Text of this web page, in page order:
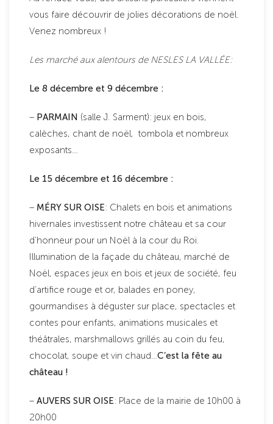
vous faire découvrir de jolies décorations de noël.
Venez nombreux !
Les marché aux alentours de NESLES LA VALLÉE:
Le 8 décembre et 9 décembre :
– PARMAIN (salle J. Sarment): jeux en bois,
calèches, chant de noël, tombola et nombreux
exposants…
Le 15 décembre et 16 décembre :
– MÉRY SUR OISE: Chalets en bois et animations
hivernales investissent notre château et sa cour
d’honneur pour un Noël à la cour du Roi.
Illumination de la façade du château, marché de
Noël, espaces jeux en bois et jeux de société, feu
d’artifice rouge et or, balades en poney,
gourmandises à déguster sur place, spectacles et
contes pour enfants, animations musicales et
théâtrales, marshmallows grillés au coin du feu,
chocolat, soupe et vin chaud…C’est la fête au
château !
– AUVERS SUR OISE: Place de la mairie de 10h00 à
20h00